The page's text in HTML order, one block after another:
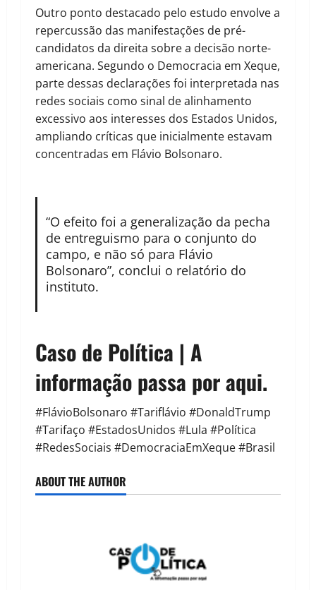
Outro ponto destacado pelo estudo envolve a
repercussão das manifestações de pré-
candidatos da direita sobre a decisão norte-
americana. Segundo o Democracia em Xeque,
parte dessas declarações foi interpretada nas
redes sociais como sinal de alinhamento
excessivo aos interesses dos Estados Unidos,
ampliando críticas que inicialmente estavam
concentradas em Flávio Bolsonaro.
“O efeito foi a generalização da pecha
de entreguismo para o conjunto do
campo, e não só para Flávio
Bolsonaro”, conclui o relatório do
instituto.
Caso de Política | A
informação passa por aqui.
#FlávioBolsonaro #Tariflávio #DonaldTrump
#Tarifaço #EstadosUnidos #Lula #Política
#RedesSociais #DemocraciaEmXeque #Brasil
ABOUT THE AUTHOR